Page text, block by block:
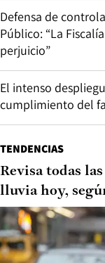
Defensa de
Público: “La
perjuicio”
El intenso
cumplimiento del
TENDENCIAS
Revisa todas
lluvia hoy,